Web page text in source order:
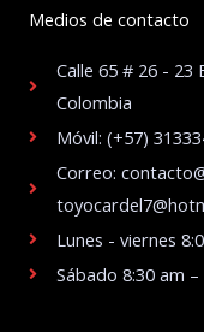
Medios de contacto
Calle 65 # 26 -
Colombia
Móvil: (+57)
Correo:
Lunes - viernes
Sábado 8:30 am –